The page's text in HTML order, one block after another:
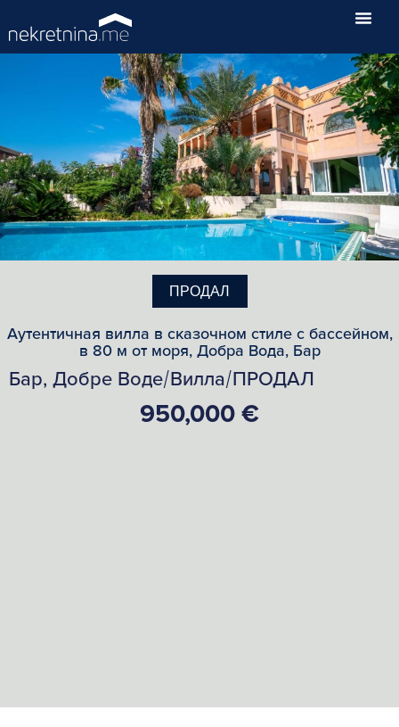
ПРОДАЛ
Аутентичная вилла в сказочном стиле с бассейном,
в 80 м от моря, Добра Вода, Бар
Бар, Добре Воде/Вилла/ПРОДАЛ
950,000 €